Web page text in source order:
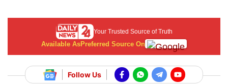
Your Trusted Source of Truth
Available AsPreferred Source On
Follow Us